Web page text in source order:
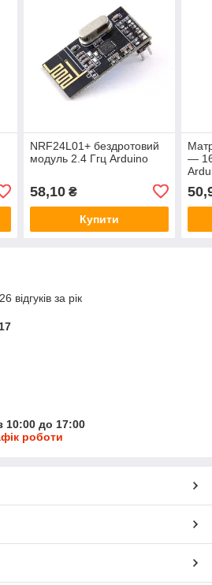
NRF24L01+ бездротовий
модуль 2.4 Ггц Arduino
58,10₴
Купити
—
відгуків за рік
10:00 до 17:00
роботи